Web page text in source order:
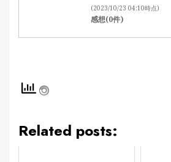
(2023/10/23 04:10時点)
感想(0件)
Related posts: